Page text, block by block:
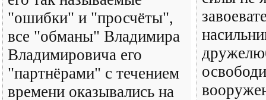
"ошибки" и "просчёты",
все "обманы" Владимира
Владимировича его
"партнёрами" с течением
времени оказывались на